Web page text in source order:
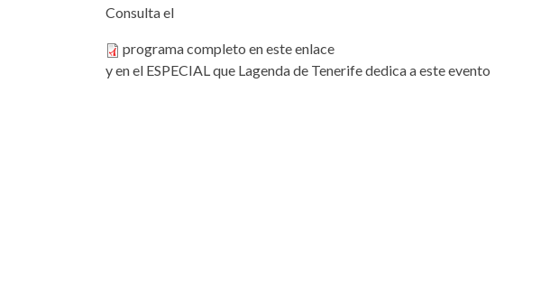
Consulta el
programa completo en este enlace
y en el ESPECIAL que Lagenda de Tenerife dedica a este evento